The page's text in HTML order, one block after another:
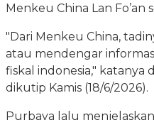
Menkeu China Lan Fo’an
"Dari Menkeu China,
atau mendengar
fiskal indonesia," katanya
dikutip Kamis (18/6/2026).
Purbaya lalu